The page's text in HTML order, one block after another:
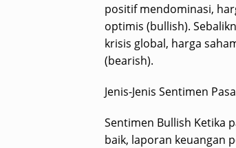
positif mendominasi,
optimis (bullish).
krisis global, harga
(bearish).
Jenis-Jenis Sentimen
Sentimen Bullish Ketika
baik, laporan keuangan